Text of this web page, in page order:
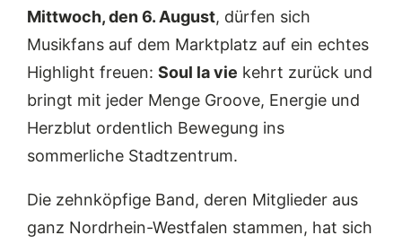
Mittwoch, den 6. August, dürfen sich
Musikfans auf dem Marktplatz auf ein echtes
Highlight freuen: Soul la vie kehrt zurück und
bringt mit jeder Menge Groove, Energie und
Herzblut ordentlich Bewegung ins
sommerliche Stadtzentrum.
Die zehnköpfige Band, deren Mitglieder aus
ganz Nordrhein-Westfalen stammen, hat sich